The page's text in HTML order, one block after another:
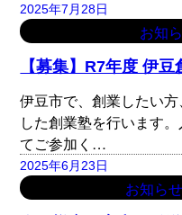
2025年7月28日
お知
【募集】R7年度 伊
伊豆市で、創業したい
した創業塾を行います
てご参加く…
2025年6月23日
お知らせ